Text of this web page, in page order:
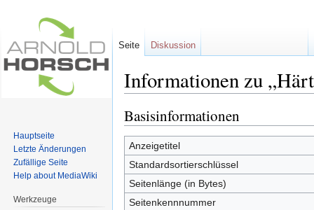
Informationen zu
Basisinformationen
Anzeigetitel
Standardsortierschlüssel
Seitenlänge (in Bytes)
Seitenkennnummer
Seite Diskussion
Hauptseite
Letzte Änderungen
Zufällige Seite
Help about MediaWiki
Werkzeuge